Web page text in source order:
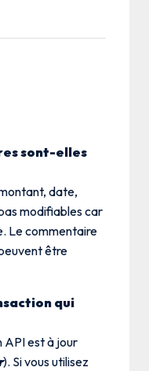
sont-elles
date,
modifiables car
Le commentaire
être
qui
API est à jour
). Si vous utilisez